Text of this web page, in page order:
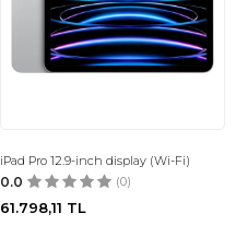
iPad Pro 12.9-inch display (Wi-Fi)
0.0 (0)
61.798,11 TL